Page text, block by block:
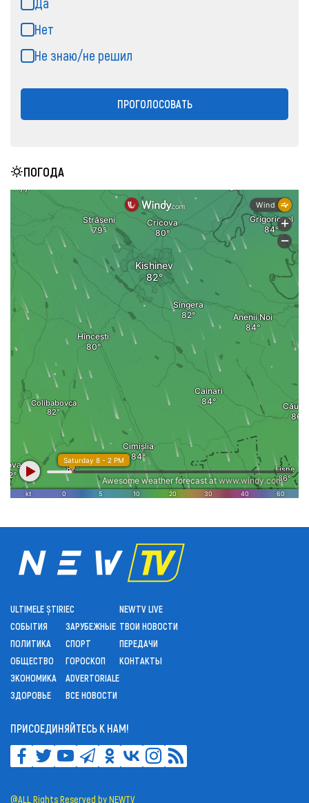
Нет
Не знаю/не решил
ПРОГОЛОСОВАТЬ
ПОГОДА
ULTIMELE ȘTIRI
СОБЫТИЯ
ПОЛИТИКА
ОБЩЕСТВО
ЭКОНОМИКА
ЗДОРОВЬЕ
ЕС
ЗАРУБЕЖНЫЕ
СПОРТ
ГОРОСКОП
ADVERTORIALE
ВСЕ НОВОСТИ
NEWTV LIVE
ТВОИ НОВОСТИ
ПЕРЕДАЧИ
КОНТАКТЫ
ПРИСОЕДИНЯЙТЕСЬ К НАМ!
@ALL Rights Reserved by NEWTV